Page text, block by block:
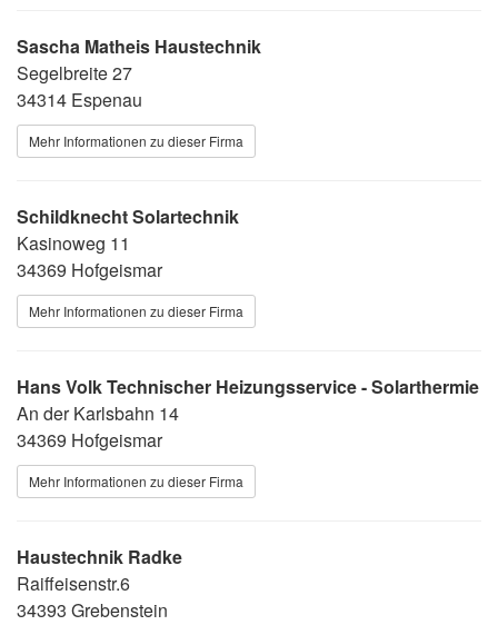
Sascha Matheis Haustechnik
Segelbreite 27
34314 Espenau
Mehr Informationen zu dieser Firma
Schildknecht Solartechnik
Kasinoweg 11
34369 Hofgeismar
Mehr Informationen zu dieser Firma
Hans Volk Technischer Heizungsservice - Solarthermie
An der Karlsbahn 14
34369 Hofgeismar
Mehr Informationen zu dieser Firma
Haustechnik Radke
Raiffeisenstr.6
34393 Grebenstein